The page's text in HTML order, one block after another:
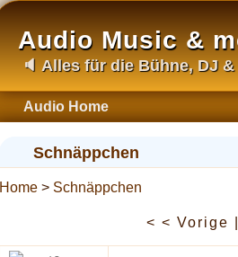
Audio Music &
🔈 Alles für die Bühne, DJ &
Audio Home
Schnäppchen
Home> Schnäppchen
< < Vorige |